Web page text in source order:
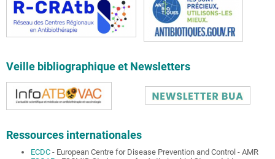
Veille bibliographique et Newsletters
Ressources internationales
ECDC - European Centre for Disease Prevention and Control - AMR